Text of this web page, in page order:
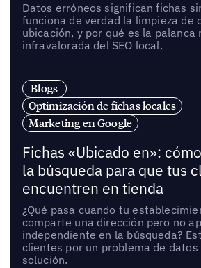
Datos erróneos significan fichas
funciona de verdad la limpieza de
ubicación, y por qué es la palanca
infravalorada del SEO local.
Blogs
Optimización de fichas locales
Marketing en Google
Fichas «Ubicado en»:
la búsqueda para que tus
encuentren en tienda
¿Qué pasa cuando tu
comparte una dirección pero no
independiente en la búsqueda?
clientes por un problema de datos
solución.